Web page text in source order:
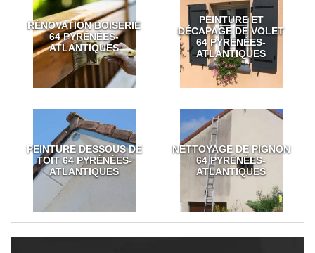
RÉNOVATION BOISERIE
64 PYRÉNÉES-
ATLANTIQUES
PEINTURE ET
DÉCAPAGE DE VOLET
64 PYRÉNÉES-
ATLANTIQUES
PEINTURE DESSOUS DE
TOIT 64 PYRÉNÉES-
ATLANTIQUES
NETTOYAGE DE PIGNON
64 PYRÉNÉES-
ATLANTIQUES